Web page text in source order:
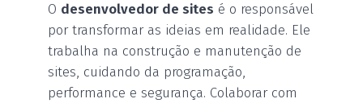
O desenvolvedor de sites é o responsável
por transformar as ideias em realidade. Ele
trabalha na construção e manutenção de
sites, cuidando da programação,
performance e segurança. Colaborar com